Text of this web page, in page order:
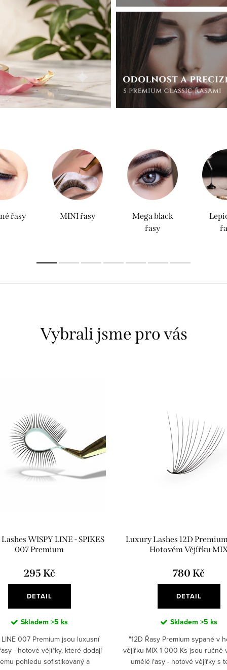
řasy MINI řasy
Mega black
řasy
Vybrali jsme pro vás
WISPY LINE - SPIKES
007 Premium
295 Kč
DETAIL
Skladem >5 ks
LINE 007 Premium jsou luxusní
- hotové vějířky, které dodají
pohledu sofistikovaný a
Luxury Lashes 12D
Hotovém Vějířku
780 Kč
DETAIL
Skladem >5 ks
"12D Řasy Premium sypané v
vějířku MIX 1 000 Ks jsou ručně
umělé řasy - hotové vějířky s